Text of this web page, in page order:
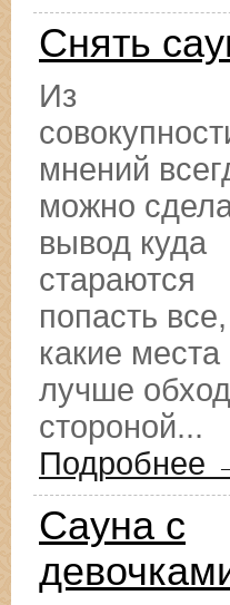
Снять
Из
мнений
можно
вывод куда
стараются
попасть
какие места
лучше
стороной...
Подробнее
Сауна с